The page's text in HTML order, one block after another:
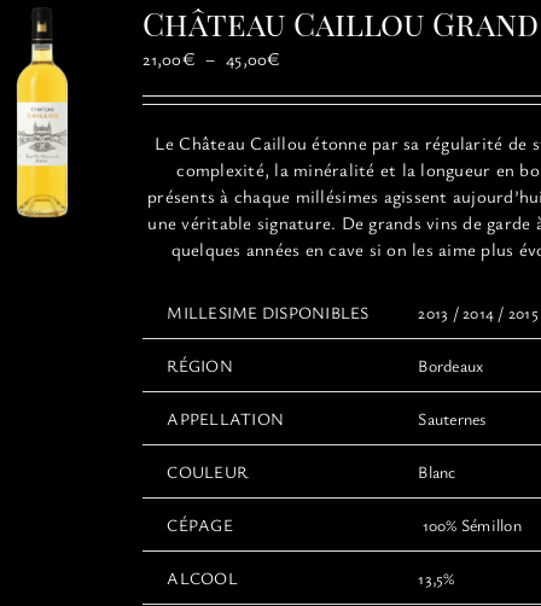
peuvent
sur
la
page
du
produit
Château Caillou
21,00€ – 45,00€
prix :
21,00€
à
45,00€
LeChâteau Caillou étonne par sa régularité de
complexité, la minéralité et la longueur en
présents à chaque millésimes agissent
une véritable signature. De grands vins de garde
quelques années en cave si on les aime plus
MILLESIME DISPONIBLES 2013 / 2014 /
RÉGION Bordeaux
APPELLATION Sauternes
COULEUR Blanc
CÉPAGE 100% Sémillon
ALCOOL 13,5%